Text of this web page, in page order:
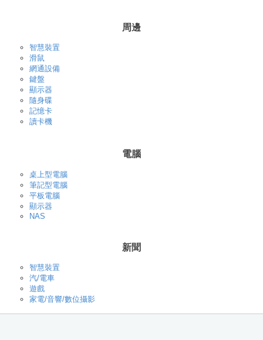
周邊
智慧裝置
滑鼠
網通設備
鍵盤
顯示器
隨身碟
記憶卡
讀卡機
電腦
桌上型電腦
筆記型電腦
平板電腦
顯示器
NAS
新聞
智慧裝置
汽/電車
遊戲
家電/音響/數位攝影